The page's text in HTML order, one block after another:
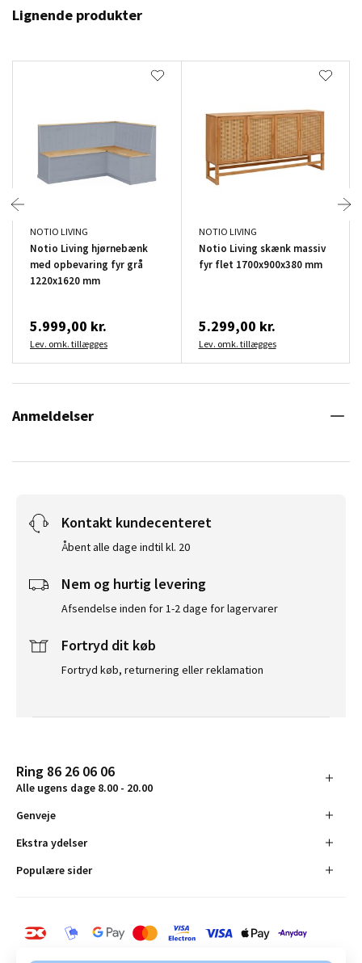
Lignende produkter
NOTIO LIVING
Notio Living hjørnebænk
med opbevaring fyr grå
1220x1620 mm
5.999,00 kr.
Lev. omk. tillægges
NOTIO LIVING
Notio Living skænk massiv
fyr flet 1700x900x380 mm
5.299,00 kr.
Lev. omk. tillægges
Anmeldelser
Kontakt kundecenteret
Åbent alle dage indtil kl. 20
Nem og hurtig levering
Afsendelse inden for 1-2 dage for lagervarer
Fortryd dit køb
Fortryd køb, returnering eller reklamation
Ring 86 26 06 06
Alle ugens dage 8.00 - 20.00
Genveje
Ekstra ydelser
Populære sider